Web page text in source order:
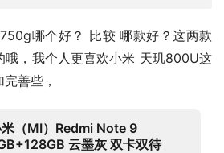
哪个好？ 比较 哪款好？这两款
哦，我个人更喜欢小米 天玑800U这
善些，
（MI）Redmi Note 9
云墨灰 双卡双待